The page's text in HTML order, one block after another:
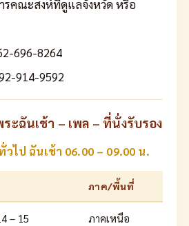
รคณะสงห์ที่ดูแลจังหวัด หรือ
696-8264
914-9592
ฉันเช้า – เพล – ที่นั่งรับรอง
วไป ฉันเช้า 06.00 – 09.00 น.
ภาค/พื้นที่
– 15 ภาคเหนือ